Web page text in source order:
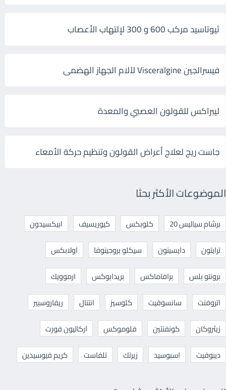
ثيوتاسيد مركب 600 و 300 لإلتهاب الأعصاب
فيسرالجين Visceralgine لآلام الجهاز الهضمى
ليبراكس للقولون العصبي والمعدة
جاست ريج لعلاج أعراض القولون وتنظيم حركة الأمعاء
الموضوعات الأكثر بحثا
برشام سياليس 20 كلوبكس كيوريسيف
ابيكسيدون
ترايتون
دايسينون سيكلو بروجينوفا
اولابكس
برونتو بلس
برافاماكس بريدابوكس
ارموويك
اتروفنت
سانسوفيت كلوسيز انتنال
ريفاروسبير
زيثروكان
كونفنتين فلوموكس
اركاليون فورت
ديبوفيت
اسبوسيد زيرتك تلفاست كريم فيوسيدين